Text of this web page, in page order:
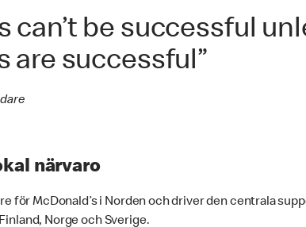
can’t be successful
are successful”
närvaro
för McDonald’s i Norden och driver den centrala
Norge och Sverige.